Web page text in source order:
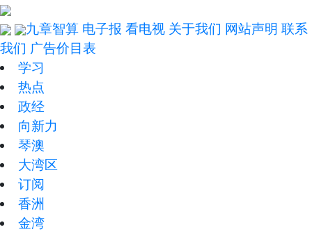
九章智算 电子报 看电视 关于我们 网站声明 联系
我们 广告价目表
学习
热点
政经
向新力
琴澳
大湾区
订阅
香洲
金湾